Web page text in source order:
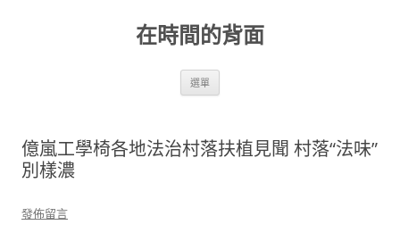
在時間的背面
選單
億嵐工學椅各地法治村落扶植見聞 村落“法味”
別樣濃
發佈留言